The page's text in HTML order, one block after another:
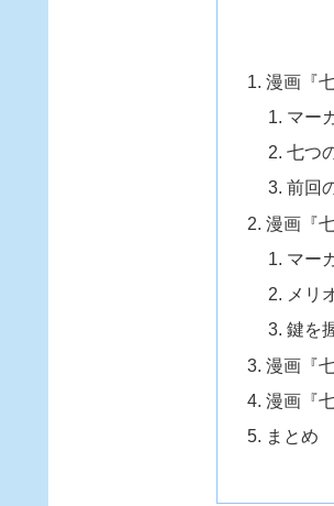
漫画『
マー
七つ
前回
漫画『
マー
メリ
鍵を
漫画『
漫画『
まとめ